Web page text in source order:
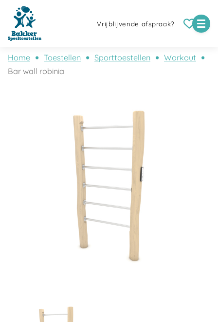
Vrijblijvende afspraak?
Home Toestellen Sporttoestellen
Workout
Bar wall robinia